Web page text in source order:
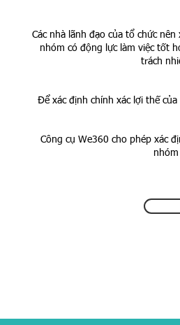
Các nhà lãnh đạo của tổ chức
nhóm có động lực làm việc tốt
trách
Để xác định chính xác lợi thế
Công cụ We360 cho phép xác